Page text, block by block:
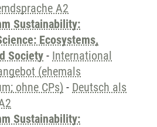
A2
Sustainability:
Ecosystems,
Society - International
(ehemals
ohne CPs) - Deutsch als
Sustainability: